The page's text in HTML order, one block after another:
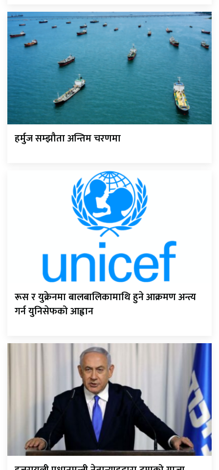
हर्मुज सम्झौता अन्तिम चरणमा
रूस र युक्रेनमा बालबालिकामाथि हुने आक्रमण अन्त्य
गर्न युनिसेफको आह्वान